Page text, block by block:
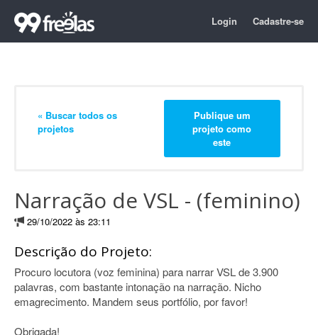
Login Cadastre-se
« Buscar todos os
projetos
Publique um
projeto como
este
Narração de VSL - (feminino)
29/10/2022 às 23:11
Descrição do Projeto:
Procuro locutora (voz feminina) para narrar VSL de 3.900
palavras, com bastante intonação na narração. Nicho
emagrecimento. Mandem seus portfólio, por favor!
Obrigada!